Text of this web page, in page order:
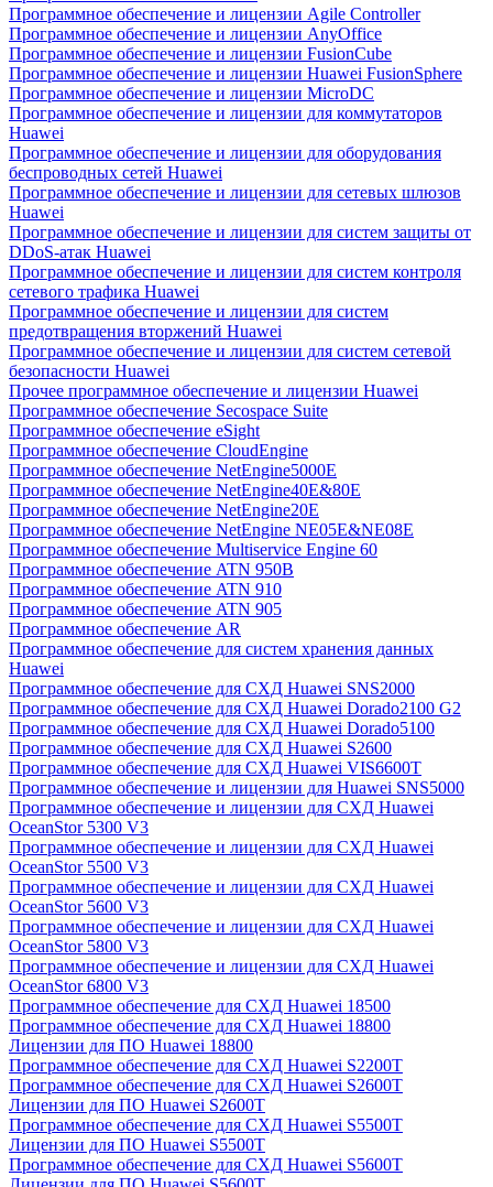
Программное обеспечение и лицензии Agile Controller
Программное обеспечение и лицензии AnyOffice
Программное обеспечение и лицензии FusionCube
Программное обеспечение и лицензии Huawei FusionSphere
Программное обеспечение и лицензии MicroDC
Программное обеспечение и лицензии для коммутаторов
Huawei
Программное обеспечение и лицензии для оборудования
беспроводных сетей Huawei
Программное обеспечение и лицензии для сетевых шлюзов
Huawei
Программное обеспечение и лицензии для систем защиты от
DDoS-атак Huawei
Программное обеспечение и лицензии для систем контроля
сетевого трафика Huawei
Программное обеспечение и лицензии для систем
предотвращения вторжений Huawei
Программное обеспечение и лицензии для систем сетевой
безопасности Huawei
Прочее программное обеспечение и лицензии Huawei
Программное обеспечение Secospace Suite
Программное обеспечение eSight
Программное обеспечение CloudEngine
Программное обеспечение NetEngine5000E
Программное обеспечение NetEngine40E&80E
Программное обеспечение NetEngine20E
Программное обеспечение NetEngine NE05E&NE08E
Программное обеспечение Multiservice Engine 60
Программное обеспечение ATN 950B
Программное обеспечение ATN 910
Программное обеспечение ATN 905
Программное обеспечение AR
Программное обеспечение для систем хранения данных
Huawei
Программное обеспечение для СХД Huawei SNS2000
Программное обеспечение для СХД Huawei Dorado2100 G2
Программное обеспечение для СХД Huawei Dorado5100
Программное обеспечение для СХД Huawei S2600
Программное обеспечение для СХД Huawei VIS6600T
Программное обеспечение и лицензии для Huawei SNS5000
Программное обеспечение и лицензии для СХД Huawei
OceanStor 5300 V3
Программное обеспечение и лицензии для СХД Huawei
OceanStor 5500 V3
Программное обеспечение и лицензии для СХД Huawei
OceanStor 5600 V3
Программное обеспечение и лицензии для СХД Huawei
OceanStor 5800 V3
Программное обеспечение и лицензии для СХД Huawei
OceanStor 6800 V3
Программное обеспечение для СХД Huawei 18500
Программное обеспечение для СХД Huawei 18800
Лицензии для ПО Huawei 18800
Программное обеспечение для СХД Huawei S2200T
Программное обеспечение для СХД Huawei S2600T
Лицензии для ПО Huawei S2600T
Программное обеспечение для СХД Huawei S5500T
Лицензии для ПО Huawei S5500T
Программное обеспечение для СХД Huawei S5600T